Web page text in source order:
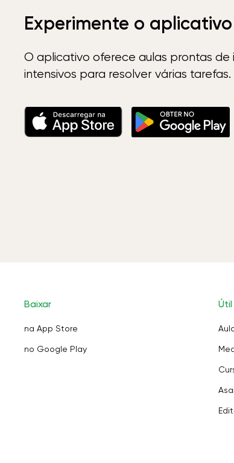
Experimente o
O aplicativo oferece aulas prontas de
intensivos para resolver várias tarefas.
Baixar
na App Store
no Google Play
Útil